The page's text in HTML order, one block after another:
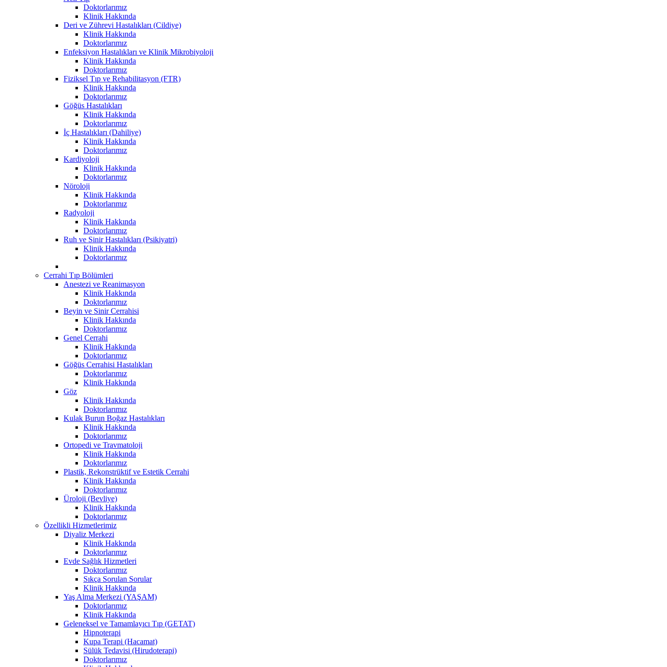
Doktorlarımız
Klinik Hakkında
Deri ve Zührevi Hastalıkları (Cildiye)
Klinik Hakkında
Doktorlarımız
Enfeksiyon Hastalıkları ve Klinik Mikrobiyoloji
Klinik Hakkında
Doktorlarımız
Fiziksel Tıp ve Rehabilitasyon (FTR)
Klinik Hakkında
Doktorlarımız
Göğüs Hastalıkları
Klinik Hakkında
Doktorlarımız
İç Hastalıkları (Dahiliye)
Klinik Hakkında
Doktorlarımız
Kardiyoloji
Klinik Hakkında
Doktorlarımız
Nöroloji
Klinik Hakkında
Doktorlarımız
Radyoloji
Klinik Hakkında
Doktorlarımız
Ruh ve Sinir Hastalıkları (Psikiyatri)
Klinik Hakkında
Doktorlarımız
Cerrahi Tıp Bölümleri
Anestezi ve Reanimasyon
Klinik Hakkında
Doktorlarımız
Beyin ve Sinir Cerrahisi
Klinik Hakkında
Doktorlarımız
Genel Cerrahi
Klinik Hakkında
Doktorlarımız
Göğüs Cerrahisi Hastalıkları
Doktorlarımız
Klinik Hakkında
Göz
Klinik Hakkında
Doktorlarımız
Kulak Burun Boğaz Hastalıkları
Klinik Hakkında
Doktorlarımız
Ortopedi ve Travmatoloji
Klinik Hakkında
Doktorlarımız
Plastik, Rekonstrüktif ve Estetik Cerrahi
Klinik Hakkında
Doktorlarımız
Üroloji (Bevliye)
Klinik Hakkında
Doktorlarımız
Özellikli Hizmetlerimiz
Diyaliz Merkezi
Klinik Hakkında
Doktorlarımız
Evde Sağlık Hizmetleri
Doktorlarımız
Sıkça Sorulan Sorular
Klinik Hakkında
Yaş Alma Merkezi (YAŞAM)
Doktorlarımız
Klinik Hakkında
Geleneksel ve Tamamlayıcı Tıp (GETAT)
Hipnoterapi
Kupa Terapi (Hacamat)
Sülük Tedavisi (Hirudoterapi)
Doktorlarımız